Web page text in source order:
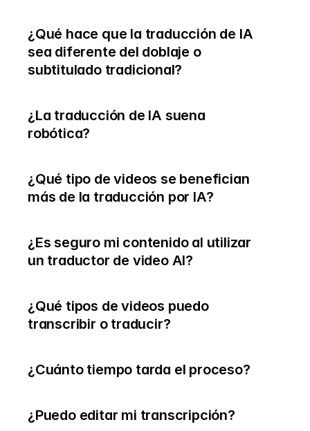
¿Qué hace que la traducción de IA
sea diferente del doblaje o
subtitulado tradicional?
¿La traducción de IA suena
robótica?
¿Qué tipo de videos se benefician
más de la traducción por IA?
¿Es seguro mi contenido al utilizar
un traductor de video AI?
¿Qué tipos de videos puedo
transcribir o traducir?
¿Cuánto tiempo tarda el proceso?
¿Puedo editar mi transcripción?